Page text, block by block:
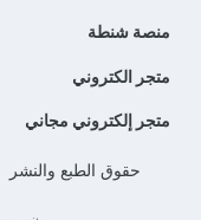
منصة شنطة
متجر الكتروني
متجر إلكتروني مجاني
حقوق الطبع والنشر